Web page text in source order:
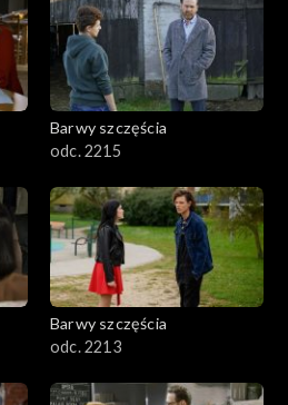
Barwy szczęścia
odc. 2215
Barwy szczęścia
odc. 2213